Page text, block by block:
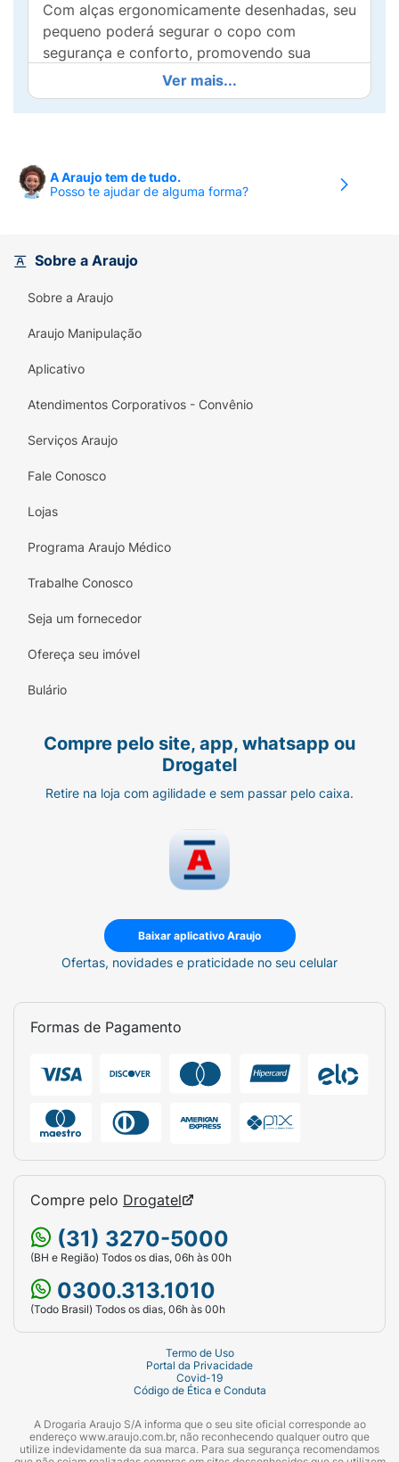
Com alças ergonomicamente desenhadas, seu
pequeno poderá segurar o copo com
segurança e conforto, promovendo sua
independência durante as refeições. O fluxo
intenso é perfeito para estimular a quantidade
ideal de bebida, enquanto o design vibrante e
Feito com material livre de BPA, o Copo
estilo. Torne a hora de beber um momento de
mais um passo no seu desenvolvimento!
Ver mais...
A Araujo tem de tudo.
Posso te ajudar de alguma forma?
Sobre a Araujo
Sobre a Araujo
Araujo Manipulação
Aplicativo
Atendimentos Corporativos - Convênio
Serviços Araujo
Fale Conosco
Lojas
Programa Araujo Médico
Trabalhe Conosco
Seja um fornecedor
Ofereça seu imóvel
Bulário
Compre pelo site, app, whatsapp ou
Drogatel
Retire na loja com agilidade e sem passar pelo caixa.
Baixar aplicativo Araujo
Ofertas, novidades e praticidade no seu celular
Formas de Pagamento
Compre pelo Drogatel
(31) 3270-5000
(BH e Região) Todos os dias, 06h às 00h
0300.313.1010
(Todo Brasil) Todos os dias, 06h às 00h
Termo de Uso
Portal da Privacidade
Covid-19
Código de Ética e Conduta
A Drogaria Araujo S/A informa que o seu site oficial corresponde ao
endereço www.araujo.com.br, não reconhecendo qualquer outro que
utilize indevidamente da sua marca. Para sua segurança recomendamos